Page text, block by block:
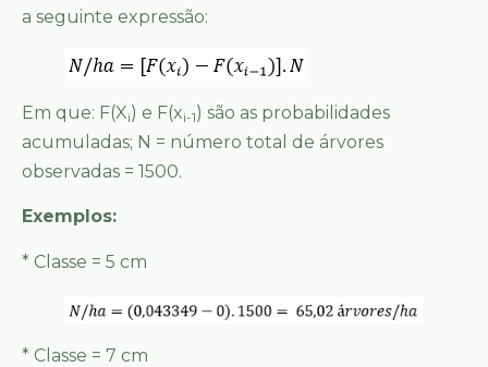
a seguinte expressão:
Em que: F(Xi) e F(xi-1) são as probabilidades
acumuladas; N = número total de árvores
observadas = 1500.
Exemplos:
* Classe = 5 cm
* Classe = 7 cm